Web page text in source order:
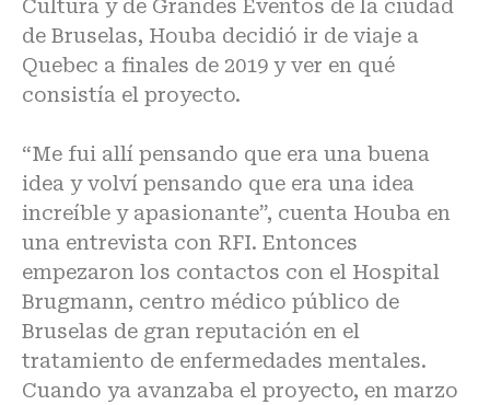
Cultura y de Grandes Eventos de la ciudad
de Bruselas, Houba decidió ir de viaje a
Quebec a finales de 2019 y ver en qué
consistía el proyecto.
“Me fui allí pensando que era una buena
idea y volví pensando que era una idea
increíble y apasionante”, cuenta Houba en
una entrevista con RFI. Entonces
empezaron los contactos con el Hospital
Brugmann, centro médico público de
Bruselas de gran reputación en el
tratamiento de enfermedades mentales.
Cuando ya avanzaba el proyecto, en marzo